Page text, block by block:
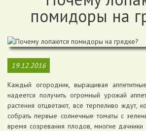
помидоры на
19.12.2016
Каждый огородник, выращивая
надеется получить огромный урожай
растения отцветают, все терпеливо ждут,
собрать первые солнечные томаты с
время созревания плодов, многие дачники